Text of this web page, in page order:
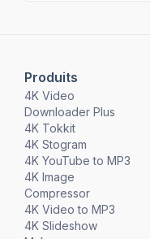
Produits
4K Video
Downloader Plus
4K Tokkit
4K Stogram
4K YouTube to MP3
4K Image
Compressor
4K Video to MP3
4K Slideshow